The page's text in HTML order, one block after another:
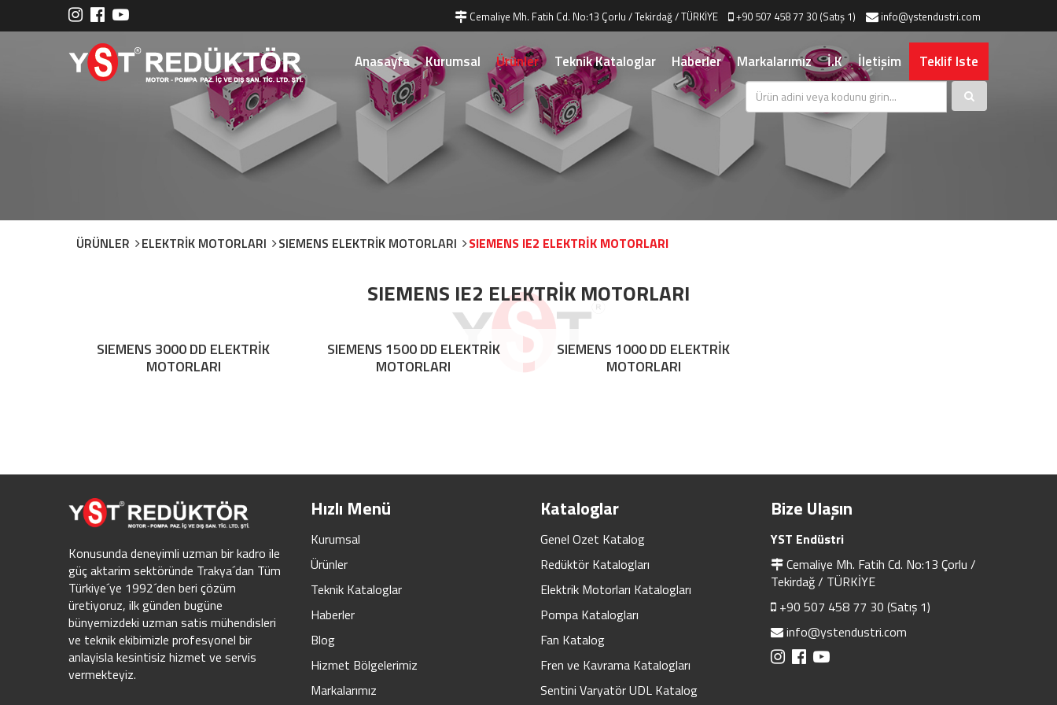
Cemaliye Mh. Fatih Cd. No:13 Çorlu / Tekirdağ / TÜRKİYE +90 507 458 77 30 (Satış 1) info@ystendustri.com
Anasayfa Kurumsal Ürünler Teknik Kataloglar Haberler Markalarımız İ.K İletişim Teklif Iste
ÜRÜNLER ELEKTRİK MOTORLARI SIEMENS ELEKTRİK MOTORLARI SIEMENS IE2 ELEKTRİK MOTORLARI
SIEMENS IE2 ELEKTRİK MOTORLARI
SIEMENS 3000 DD ELEKTRİK
MOTORLARI
SIEMENS 1500 DD ELEKTRİK
MOTORLARI
SIEMENS 1000 DD ELEKTRİK
MOTORLARI
Konusunda deneyimli uzman bir kadro ile
güç aktarim sektöründe Trakya´dan Tüm
Türkiye´ye 1992´den beri çözüm
üretiyoruz, ilk günden bugüne
bünyemizdeki uzman satis mühendisleri
ve teknik ekibimizle profesyonel bir
anlayisla kesintisiz hizmet ve servis
vermekteyiz.
Hızlı Menü
Kurumsal
Ürünler
Teknik Kataloglar
Haberler
Blog
Hizmet Bölgelerimiz
Markalarımız
Kataloglar
Genel Ozet Katalog
Redüktör Katalogları
Elektrik Motorları Katalogları
Pompa Katalogları
Fan Katalog
Fren ve Kavrama Katalogları
Sentini Varyatör UDL Katalog
Bize Ulaşın
YST Endüstri
Cemaliye Mh. Fatih Cd. No:13 Çorlu /
Tekirdağ / TÜRKİYE
+90 507 458 77 30 (Satış 1)
info@ystendustri.com